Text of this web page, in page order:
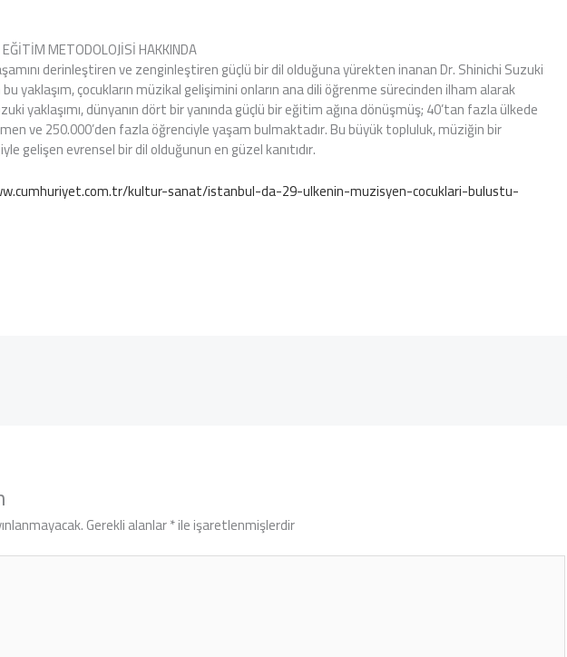
METODOLOJİSİ HAKKINDA
derinleştiren ve zenginleştiren güçlü bir dil olduğuna yürekten inanan Dr. Shinichi Suzuki
yaklaşım, çocukların müzikal gelişimini onların ana dili öğrenme sürecinden ilham alarak
yaklaşımı, dünyanın dört bir yanında güçlü bir eğitim ağına dönüşmüş; 40’tan fazla ülkede
ve 250.000’den fazla öğrenciyle yaşam bulmaktadır. Bu büyük topluluk, müziğin bir
gelişen evrensel bir dil olduğunun en güzel kanıtıdır.
kultur-sanat/istanbul-da-29-ulkenin-muzisyen-cocuklari-bulustu-
Gerekli alanlar*ile işaretlenmişlerdir